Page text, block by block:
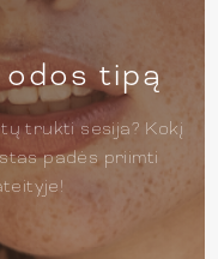
tipą
trukti sesija? Kokį
padės priimti